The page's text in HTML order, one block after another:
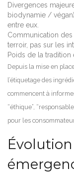
Divergences
biodynamie /
entre eux.
Communication
terroir, pas sur les
Poids de la tradition
Depuis la mise en
l’étiquetage des
commencent à
“éthique”,
pour les